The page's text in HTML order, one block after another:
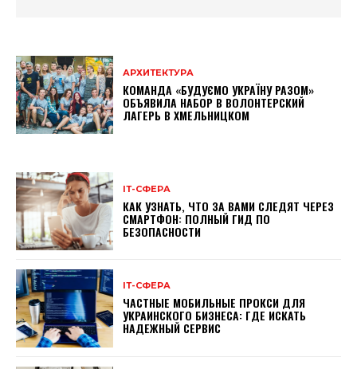
АРХИТЕКТУРА
КОМАНДА «БУДУЄМО УКРАЇНУ РАЗОМ»
ОБЪЯВИЛА НАБОР В ВОЛОНТЕРСКИЙ
ЛАГЕРЬ В ХМЕЛЬНИЦКОМ
ІТ-СФЕРА
КАК УЗНАТЬ, ЧТО ЗА ВАМИ СЛЕДЯТ ЧЕРЕЗ
СМАРТФОН: ПОЛНЫЙ ГИД ПО
БЕЗОПАСНОСТИ
ІТ-СФЕРА
ЧАСТНЫЕ МОБИЛЬНЫЕ ПРОКСИ ДЛЯ
УКРАИНСКОГО БИЗНЕСА: ГДЕ ИСКАТЬ
НАДЕЖНЫЙ СЕРВИС